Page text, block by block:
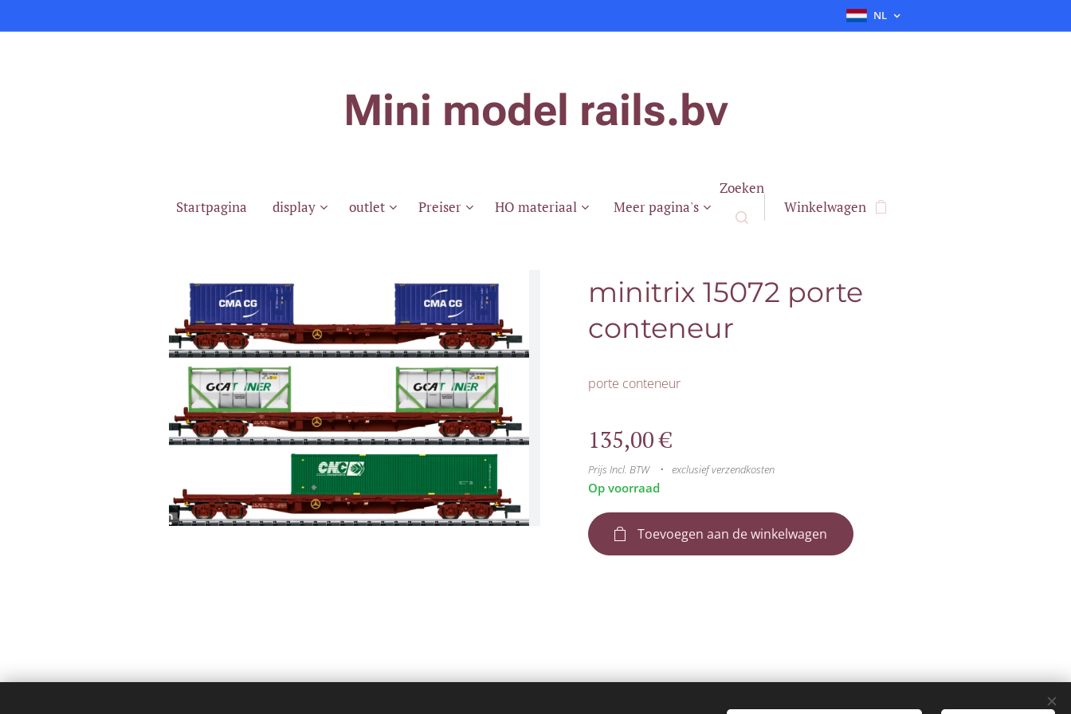
NL
Mini model rails.bv
Startpagina display outlet Preiser HO materiaal Meer pagina's
Zoeken
Winkelwagen
minitrix 15072 porte
conteneur
porte conteneur
135,00€
Prijs Incl. BTW exclusief verzendkosten
Op voorraad
Toevoegen aan de winkelwagen